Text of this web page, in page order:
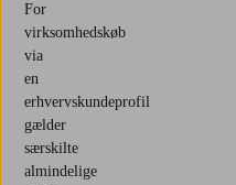
For
virksomhedskøb
via
en
erhvervskundeprofil
gælder
særskilte
almindelige